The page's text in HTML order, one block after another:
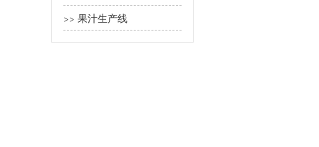
>> 果汁生产线